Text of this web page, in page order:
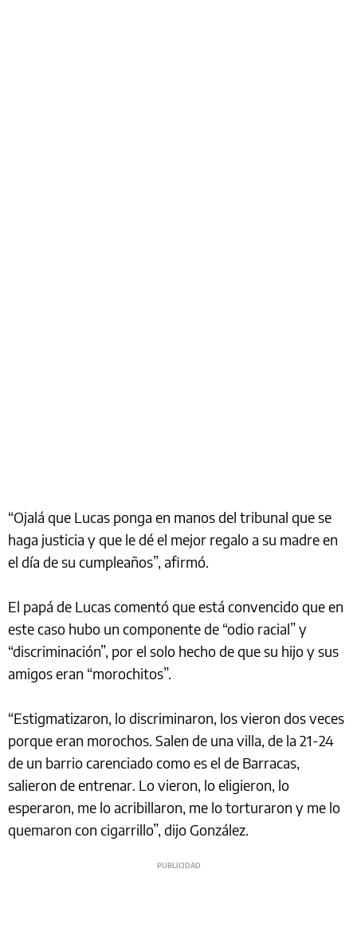
“Ojalá que Lucas ponga en manos del tribunal que se
haga justicia y que le dé el mejor regalo a su madre en
el día de su cumpleaños”, afirmó.
El papá de Lucas comentó que está convencido que en
este caso hubo un componente de “odio racial” y
“discriminación”, por el solo hecho de que su hijo y sus
amigos eran “morochitos”.
“Estigmatizaron, lo discriminaron, los vieron dos veces
porque eran morochos. Salen de una villa, de la 21-24
de un barrio carenciado como es el de Barracas,
salieron de entrenar. Lo vieron, lo eligieron, lo
esperaron, me lo acribillaron, me lo torturaron y me lo
quemaron con cigarrillo”, dijo González.